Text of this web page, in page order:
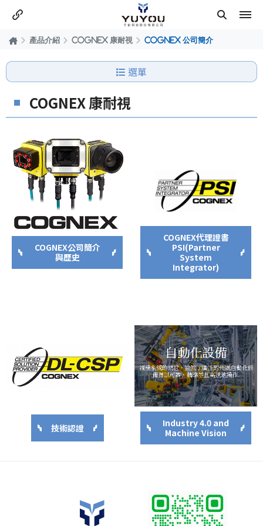
產品介紹 COGNEX 康耐視 COGNEX 公司簡介
選單
COGNEX 康耐視
COGNEX公司簡介
與歷史
COGNEX代理證書
PSI(Partner
System
Integrator)
技術認證
Industry 4.0 and
Machine Vision